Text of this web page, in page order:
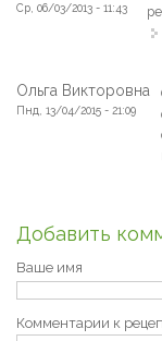
Ср, 06/03/2013 - 11:43
Ольга Викторовна
Пнд, 13/04/2015 - 21:09
Добавить
Ваше имя
Комментарии к